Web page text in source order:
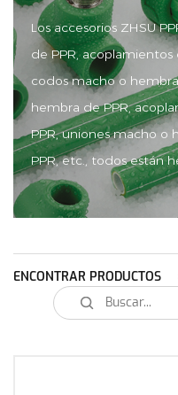
Los accesorios ZHSU
de PPR, acoplamientos
codos macho o
hembra de PPR,
PPR, uniones macho o
PPR, etc., todos están
de polipropileno no
virgen, tecnología de
ZHSU CNAS, presión
℃, apto para agua fría y
ENCONTRAR PRODUCTOS